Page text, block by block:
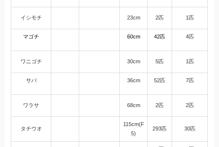
イシモチ 23cm 2匹 1匹
マゴチ 60cm 42匹 4匹
ワニゴチ 30cm 5匹 1匹
サバ 36cm 52匹 7匹
ワラサ 68cm 2匹 2匹
タチウオ
115cm(F
5)
293匹 30匹